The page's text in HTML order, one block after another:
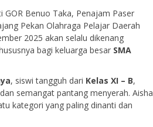
Benuo Taka, Penajam Paser
Pekan Olahraga Pelajar Daerah
2025 akan selalu dikenang
bagi keluarga besar SMA
, siswi tangguh dari Kelas XI – B,
semangat pantang menyerah. Aisha
kategori yang paling dinanti dan